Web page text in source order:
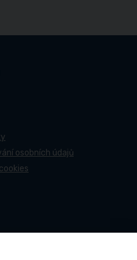
osobních údajů